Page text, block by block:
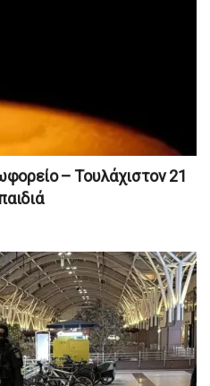
– Τουλάχιστον 21